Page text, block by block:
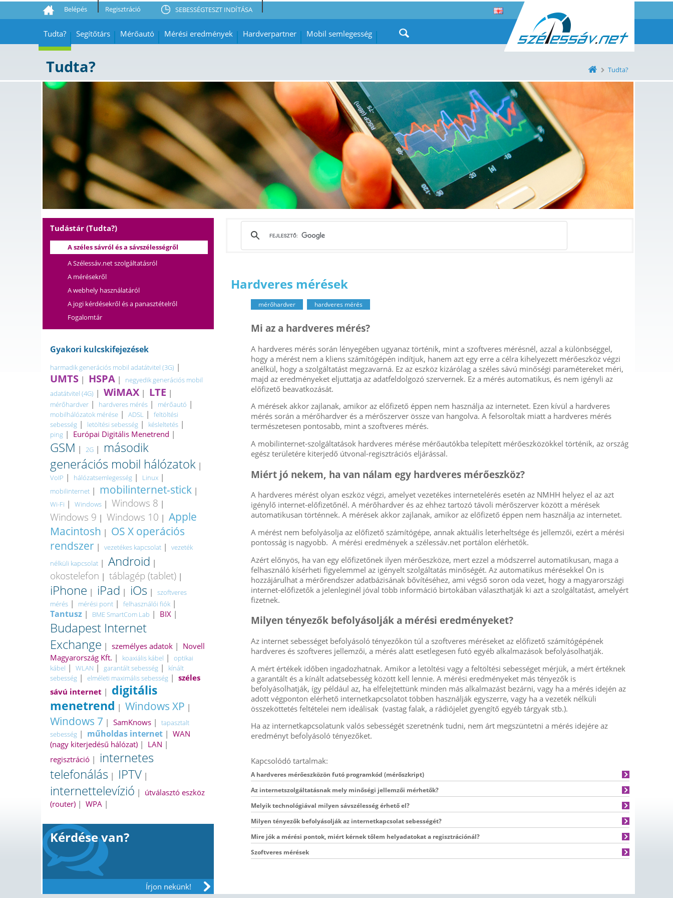
Belépés Regisztráció SEBESSÉGTESZT INDÍTÁSA
Tudta? Segítőtárs Mérőautó Mérési eredmények Hardverpartner Mobil semlegesség
Tudta? Tudta?
Tudástár (Tudta?)
A széles sávról és a sávszélességről
A Szélessáv.net szolgáltatásról
A mérésekről
A webhely használatáról
A jogi kérdésekről és a panasztételről
Fogalomtár
Gyakori kulcskifejezések
harmadik generációs mobil adatátvitel (3G) |
UMTS | HSPA |
negyedik generációs mobil
adatátvitel (4G) | WiMAX | LTE |
mérőhardver | hardveres mérés | mérőautó |
mobilhálózatok mérése | ADSL | feltöltési
sebesség | letöltési sebesség | késleltetés |
ping | Európai Digitális Menetrend |
GSM | 2G | második
generációs mobil hálózatok |
VoIP | hálózatsemlegesség | Linux |
mobilinternet | mobilinternet-stick |
Wi-Fi | Windows | Windows 8 |
Windows 9 | Windows 10 | Apple
Macintosh | OS X operációs
rendszer | vezetékes kapcsolat | vezeték
nélküli kapcsolat | Android |
okostelefon | táblagép (tablet) |
iPhone | iPad | iOs | szoftveres
mérés | mérési pont | felhasználói fiók |
Tantusz | BME SmartCom Lab | BIX |
Budapest Internet
Exchange | személyes adatok | Novell
Magyarország Kft. | koaxiális kábel | optikai
kábel | WLAN | garantált sebesség |
kínált
sebesség | elméleti maximális sebesség | széles
sávú internet | digitális
menetrend | Windows XP |
Windows 7 | SamKnows | tapasztalt
sebesség | műholdas internet | WAN
(nagy kiterjedésű hálózat) | LAN |
regisztráció | internetes
telefonálás | IPTV |
internettelevízió | útválasztó eszköz
(router) | WPA |
Kérdése van?
Írjon nekünk!
Hardveres mérések
mérőhardver hardveres mérés
Mi az a hardveres mérés?
A hardveres mérés során lényegében ugyanaz történik, mint a szoftveres mérésnél, azzal a különbséggel,
hogy a mérést nem a kliens számítógépén indítjuk, hanem azt egy erre a célra kihelyezett mérőeszköz végzi
anélkül, hogy a szolgáltatást megzavarná. Ez az eszköz kizárólag a széles sávú minőségi paramétereket méri,
majd az eredményeket eljuttatja az adatfeldolgozó szervernek. Ez a mérés automatikus, és nem igényli az
előfizető beavatkozását.
A mérések akkor zajlanak, amikor az előfizető éppen nem használja az internetet. Ezen kívül a hardveres
mérés során a mérőhardver és a mérőszerver össze van hangolva. A felsoroltak miatt a hardveres mérés
természetesen pontosabb, mint a szoftveres mérés.
A mobilinternet-szolgáltatások hardveres mérése mérőautókba telepített mérőeszközökkel történik, az ország
egész területére kiterjedő útvonal-regisztrációs eljárással.
Miért jó nekem, ha van nálam egy hardveres mérőeszköz?
A hardveres mérést olyan eszköz végzi, amelyet vezetékes internetelérés esetén az NMHH helyez el az azt
igénylő internet-előfizetőnél. A mérőhardver és az ehhez tartozó távoli mérőszerver között a mérések
automatikusan történnek. A mérések akkor zajlanak, amikor az előfizető éppen nem használja az internetet.
A mérést nem befolyásolja az előfizető számítógépe, annak aktuális leterheltsége és jellemzői, ezért a mérési
pontosság is nagyobb. A mérési eredmények a szélessáv.net portálon elérhetők.
Azért előnyös, ha van egy előfizetőnek ilyen mérőeszköze, mert ezzel a módszerrel automatikusan, maga a
felhasználó kísérheti figyelemmel az igényelt szolgáltatás minőségét. Az automatikus mérésekkel Ön is
hozzájárulhat a mérőrendszer adatbázisának bővítéséhez, ami végső soron oda vezet, hogy a magyarországi
internet-előfizetők a jelenleginél jóval több információ birtokában választhatják ki azt a szolgáltatást, amelyért
fizetnek.
Milyen tényezők befolyásolják a mérési eredményeket?
Az internet sebességet befolyásoló tényezőkön túl a szoftveres méréseket az előfizető számítógépének
hardveres és szoftveres jellemzői, a mérés alatt esetlegesen futó egyéb alkalmazások befolyásolhatják.
A mért értékek időben ingadozhatnak. Amikor a letöltési vagy a feltöltési sebességet mérjük, a mért értéknek
a garantált és a kínált adatsebesség között kell lennie. A mérési eredményeket más tényezők is
befolyásolhatják, így például az, ha elfelejtettünk minden más alkalmazást bezárni, vagy ha a mérés idején az
adott végponton elérhető internetkapcsolatot többen használják egyszerre, vagy ha a vezeték nélküli
összeköttetés feltételei nem ideálisak (vastag falak, a rádiójelet gyengítő egyéb tárgyak stb.).
Ha az internetkapcsolatunk valós sebességét szeretnénk tudni, nem árt megszüntetni a mérés idejére az
eredményt befolyásoló tényezőket.
Kapcsolódó tartalmak:
A hardveres mérőeszközön futó programkód (mérőszkript)
Az internetszolgáltatásnak mely minőségi jellemzői mérhetők?
Melyik technológiával milyen sávszélesség érhető el?
Milyen tényezők befolyásolják az internetkapcsolat sebességét?
Mire jók a mérési pontok, miért kérnek tőlem helyadatokat a regisztrációnál?
Szoftveres mérések